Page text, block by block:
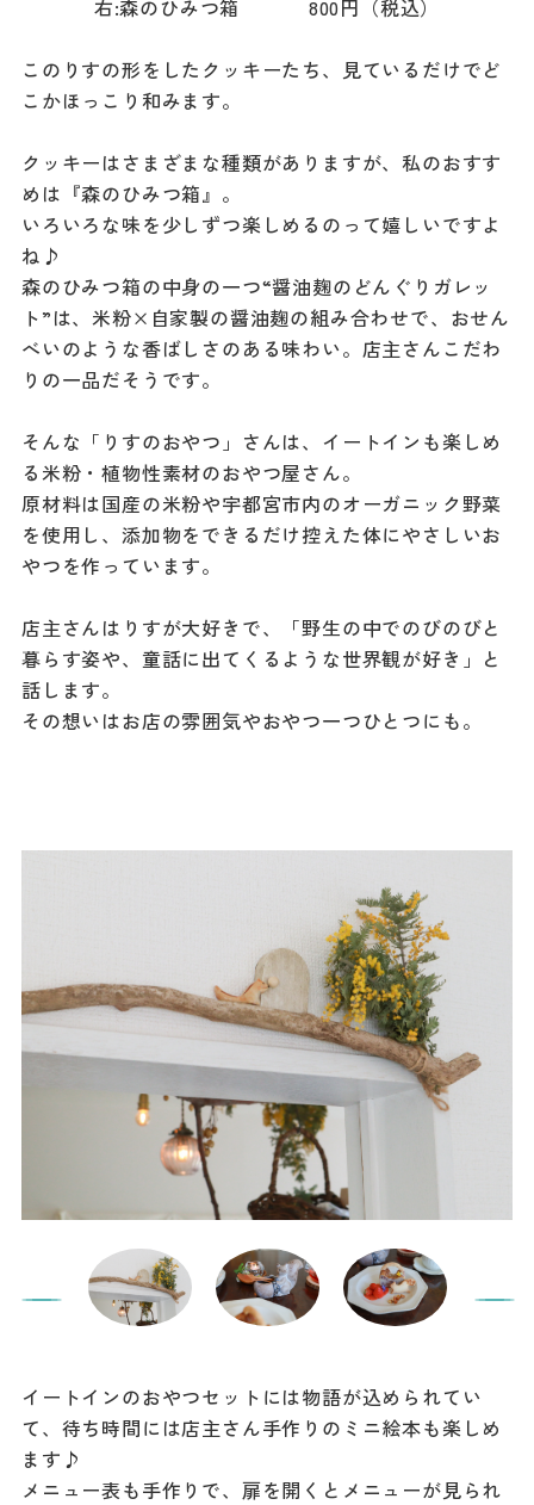
右:森のひみつ箱 800円（税込）
このりすの形をしたクッキーたち、見ているだけでど
こかほっこり和みます。
クッキーはさまざまな種類がありますが、私のおすす
めは『森のひみつ箱』。
いろいろな味を少しずつ楽しめるのって嬉しいですよ
ね♪
森のひみつ箱の中身の一つ“醤油麹のどんぐりガレッ
ト”は、米粉×自家製の醤油麹の組み合わせで、おせん
べいのような香ばしさのある味わい。店主さんこだわ
りの一品だそうです。
そんな「りすのおやつ」さんは、イートインも楽しめ
る米粉・植物性素材のおやつ屋さん。
原材料は国産の米粉や宇都宮市内のオーガニック野菜
を使用し、添加物をできるだけ控えた体にやさしいお
やつを作っています。
店主さんはりすが大好きで、「野生の中でのびのびと
暮らす姿や、童話に出てくるような世界観が好き」と
話します。
その想いはお店の雰囲気やおやつ一つひとつにも。
イートインのおやつセットには物語が込められてい
て、待ち時間には店主さん手作りのミニ絵本も楽しめ
ます♪
メニュー表も手作りで、扉を開くとメニューが見られ